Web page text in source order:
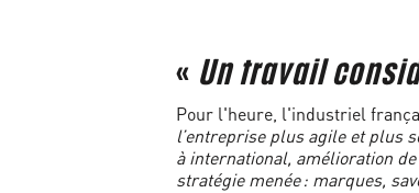
« Un travail
Pour l'heure, l'industriel
l’entreprise plus agile et plus
à international, amélioration
stratégie menée : marques,